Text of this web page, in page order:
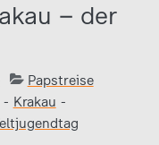
– der
Papstreise
Krakau -